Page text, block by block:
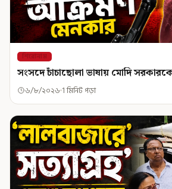
শিরোনাম
সংসদে চাঁচাছোলা ভাষায় মোদি
৬/৮/২০২৬ 1 মিনিট পড়া